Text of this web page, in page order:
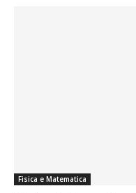
Fisica e Matematica